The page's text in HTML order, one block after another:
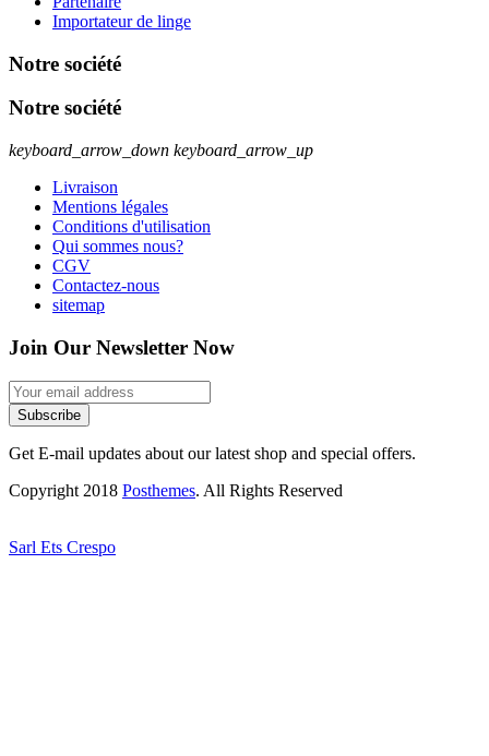
Importateur de linge
Notre société
Notre société
keyboard_arrow_down keyboard_arrow_up
Livraison
Mentions légales
Conditions d'utilisation
Qui sommes nous?
CGV
Contactez-nous
sitemap
Join Our Newsletter Now
Subscribe
Get E-mail updates about our latest shop and special offers.
Copyright 2018 Posthemes. All Rights Reserved
Sarl Ets Crespo